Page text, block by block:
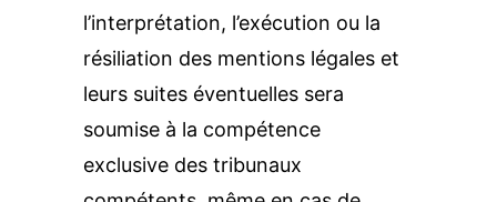
l’interprétation, l’exécution ou la
résiliation des mentions légales et
leurs suites éventuelles sera
soumise à la compétence
exclusive des tribunaux